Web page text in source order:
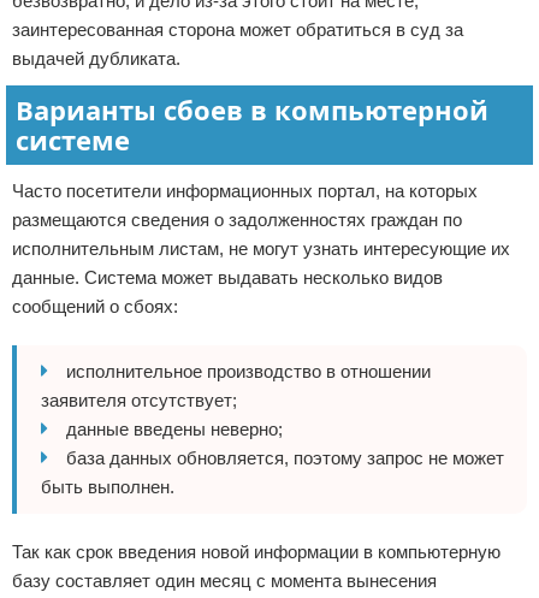
заинтересованная сторона может обратиться в суд за
выдачей дубликата.
Варианты сбоев в компьютерной
системе
Часто посетители информационных портал, на которых
размещаются сведения о задолженностях граждан по
исполнительным листам, не могут узнать интересующие их
данные. Система может выдавать несколько видов
сообщений о сбоях:
исполнительное производство в отношении
заявителя отсутствует;
данные введены неверно;
база данных обновляется, поэтому запрос не может
быть выполнен.
Так как срок введения новой информации в компьютерную
базу составляет один месяц с момента вынесения